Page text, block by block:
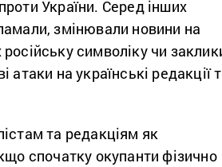
України. Серед інших
змінювали новини на
символіку чи
атаки на українські редакції
та редакціям як
спочатку окупанти фізично